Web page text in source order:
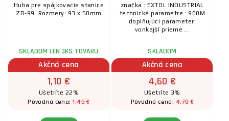
Huba pre spájkovacie stanice
ZD-99. Rozmery: 93 x 50mm
SKLADOM LEN 3KS TOVARU
Akčná cena
1,10 €
Ušetríte 22%
Pôvodná cena:1,40 €
značka : EXTOL INDUSTRIAL
technické parametre : 900M
doplňujúci parameter:
vonkajší prieme ...
SKLADOM
Akčná cena
4,60 €
Ušetríte 3%
Pôvodná cena:4,70 €